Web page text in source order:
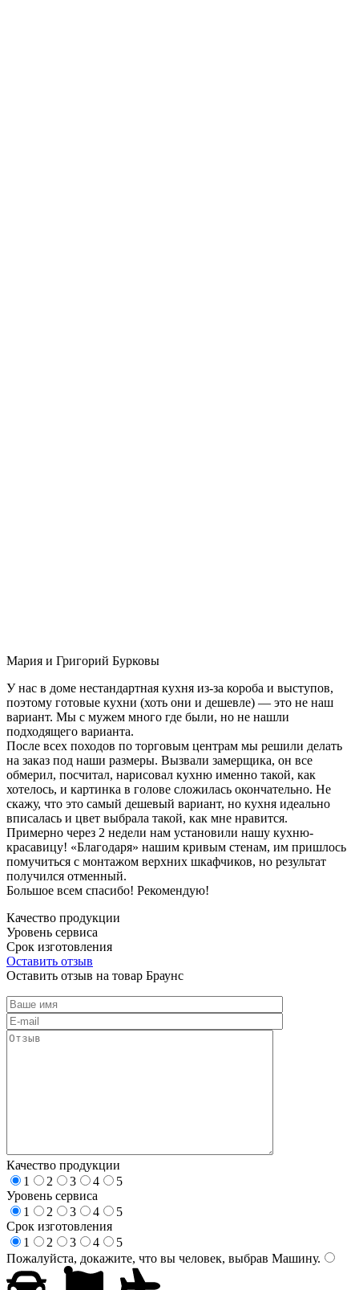
Мария и Григорий Бурковы
У нас в доме нестандартная кухня из-за короба и выступов,
поэтому готовые кухни (хоть они и дешевле) — это не наш
вариант. Мы с мужем много где были, но не нашли
подходящего варианта.
После всех походов по торговым центрам мы решили делать
на заказ под наши размеры. Вызвали замерщика, он все
обмерил, посчитал, нарисовал кухню именно такой, как
хотелось, и картинка в голове сложилась окончательно. Не
скажу, что это самый дешевый вариант, но кухня идеально
вписалась и цвет выбрала такой, как мне нравится.
Примерно через 2 недели нам установили нашу кухню-
красавицу! «Благодаря» нашим кривым стенам, им пришлось
помучиться с монтажом верхних шкафчиков, но результат
получился отменный.
Большое всем спасибо! Рекомендую!
Качество продукции
Уровень сервиса
Срок изготовления
Оставить отзыв
Оставить отзыв на товар Браунс
Качество продукции
1
2 3 4
5
Уровень сервиса
1
2 3 4
5
Срок изготовления
1
2 3 4
5
Пожалуйста, докажите, что вы человек, выбрав Машину.